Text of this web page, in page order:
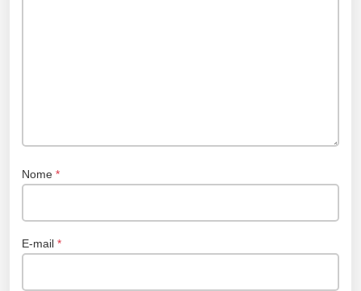
Nome *
E-mail *